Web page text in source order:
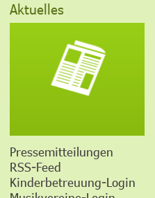
Aktuelles
Pressemitteilungen
RSS-Feed
Kinderbetreuung-Login